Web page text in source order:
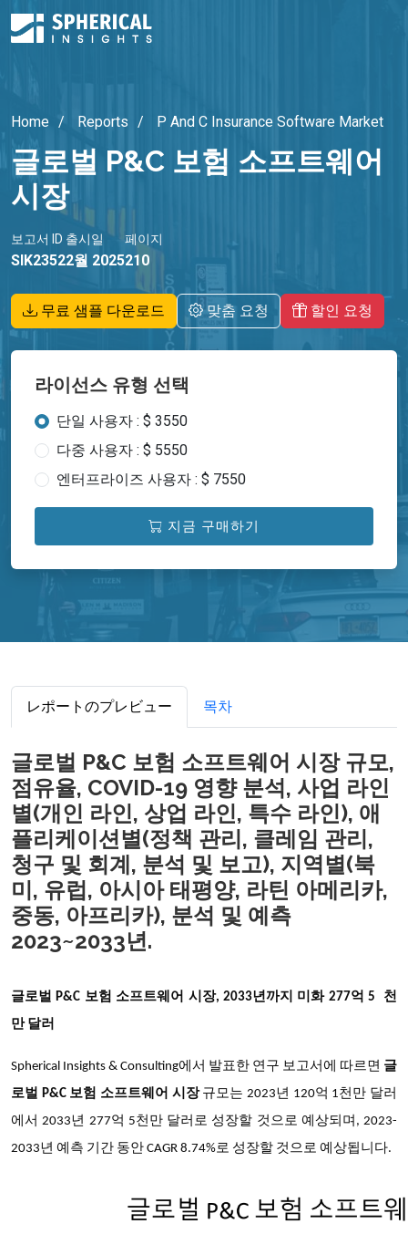
Home Reports P And C Insurance Software Market
글로벌 P&C 보험 소프트웨어
시장
보고서 ID
SIK2352
출시일
2월 2025
페이지
210
무료 샘플 다운로드 맞춤 요청 할인 요청
라이선스 유형 선택
단일 사용자 : $ 3550
다중 사용자 : $ 5550
엔터프라이즈 사용자 : $ 7550
지금 구매하기
レポートのプレビュー 목차
글로벌 P&C 보험 소프트웨어 시장 규모,
점유율, COVID-19 영향 분석, 사업 라인
별(개인 라인, 상업 라인, 특수 라인), 애
플리케이션별(정책 관리, 클레임 관리,
청구 및 회계, 분석 및 보고), 지역별(북
미, 유럽, 아시아 태평양, 라틴 아메리카,
중동, 아프리카), 분석 및 예측
2023~2033년.
글로벌 P&C 보험 소프트웨어 시장, 2033년까지 미화 277억 5 천
만 달러
Spherical Insights & Consulting에서 발표한 연구 보고서에 따르면 글
로벌 P&C 보험 소프트웨어 시장 규모는 2023년 120억 1천만 달러
에서 2033년 277억 5천만 달러로 성장할 것으로 예상되며, 2023-
2033년 예측 기간 동안 CAGR 8.74%로 성장할 것으로 예상됩니다.